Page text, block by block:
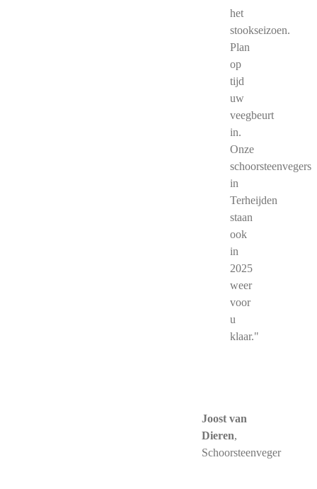
het
stookseizoen.
Plan
op
tijd
uw
veegbeurt
in.
Onze
schoorsteenvegers
in
Terheijden
staan
ook
in
2025
weer
voor
u
klaar."
Joost van
Dieren,
Schoorsteenveger